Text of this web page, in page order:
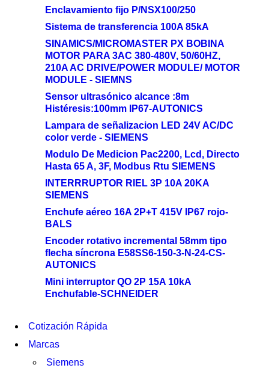
Enclavamiento fijo P/NSX100/250
Sistema de transferencia 100A 85kA
SINAMICS/MICROMASTER PX BOBINA
MOTOR PARA 3AC 380-480V, 50/60HZ,
210A AC DRIVE/POWER MODULE/ MOTOR
MODULE - SIEMNS
Sensor ultrasónico alcance :8m
Histéresis:100mm IP67-AUTONICS
Lampara de señalizacion LED 24V AC/DC
color verde - SIEMENS
Modulo De Medicion Pac2200, Lcd, Directo
Hasta 65 A, 3F, Modbus Rtu SIEMENS
INTERRRUPTOR RIEL 3P 10A 20KA
SIEMENS
Enchufe aéreo 16A 2P+T 415V IP67 rojo-
BALS
Encoder rotativo incremental 58mm tipo
flecha síncrona E58SS6-150-3-N-24-CS-
AUTONICS
Mini interruptor QO 2P 15A 10kA
Enchufable-SCHNEIDER
Cotización Rápida
Marcas
Siemens